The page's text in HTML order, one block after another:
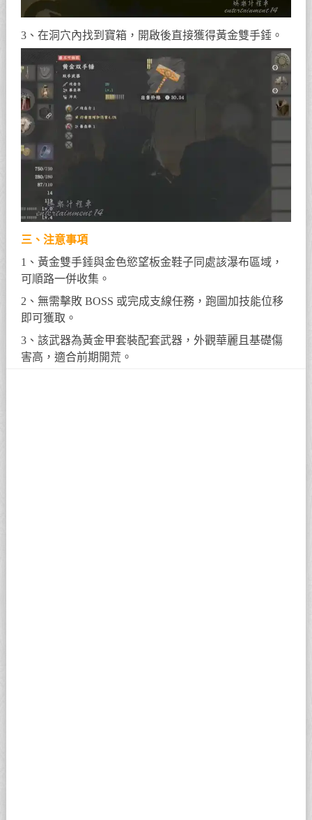
3、在洞穴內找到寶箱，開啟後直接獲得黃金雙手錘。
三、注意事項
1、黃金雙手錘與金色慾望板金鞋子同處該瀑布區域，
可順路一併收集。
2、無需擊敗 BOSS 或完成支線任務，跑圖加技能位移
即可獲取。
3、該武器為黃金甲套裝配套武器，外觀華麗且基礎傷
害高，適合前期開荒。